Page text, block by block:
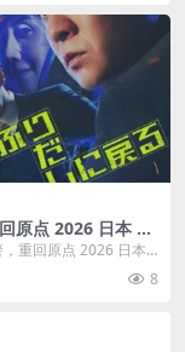
原点 2026 日本 剧
电影 中字
，重回原点 2026 日本
电影 中字 分类：电
8